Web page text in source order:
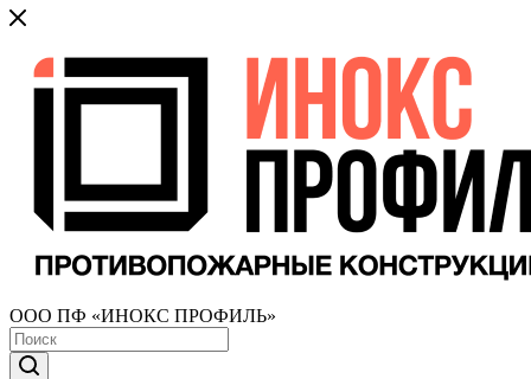
ООО ПФ «ИНОКС ПРОФИЛЬ»